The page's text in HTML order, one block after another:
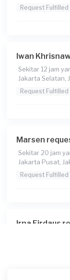
Request Fulfilled
Iwan
Sekitar 12 jam
Jakarta Selatan,
Request Fulfilled
Marsen
Sekitar 20 jam
Jakarta Pusat,
Request Fulfilled
Irna Firdaus